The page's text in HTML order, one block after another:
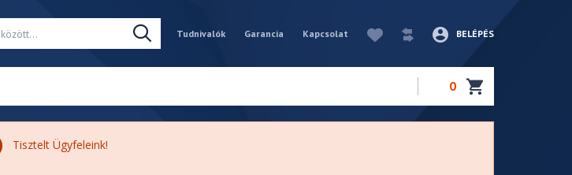
Tudnivalók Garancia Kapcsolat BELÉPÉS
0
Tisztelt Ügyfeleink!